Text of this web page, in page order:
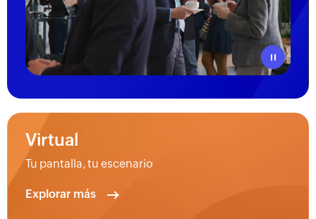
Reproducir
Virtual
Tu pantalla, tu escenario
Explorar más